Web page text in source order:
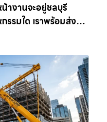
างานจะอยู่ชลบุรี
รมใด เราพร้อมส่งรถ